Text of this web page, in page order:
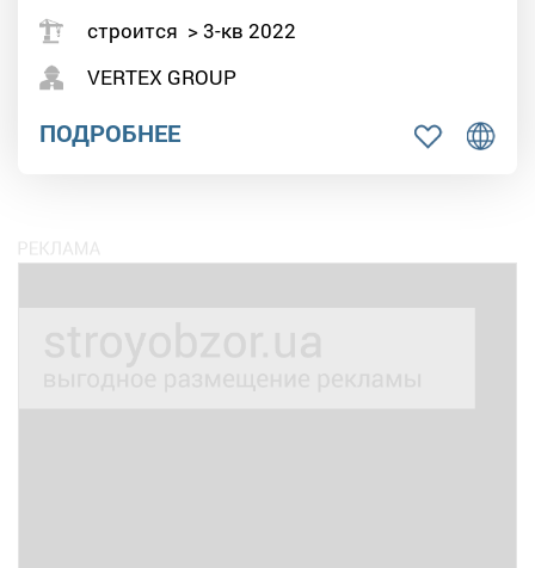
строится > 3-кв 2022
VERTEX GROUP
ПОДРОБНЕЕ